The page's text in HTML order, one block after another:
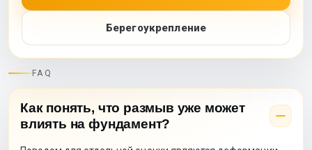
Берегоукрепление
FAQ
Как понять, что размыв уже может
влиять на фундамент?